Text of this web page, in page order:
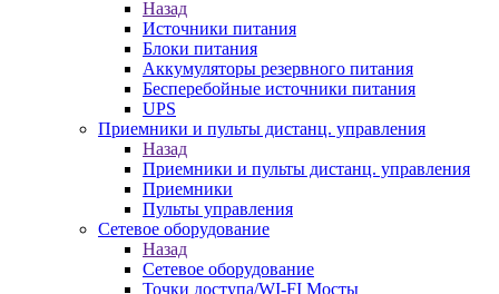
Назад
Источники питания
Блоки питания
Аккумуляторы резервного питания
Бесперебойные источники питания
UPS
Приемники и пульты дистанц. управления
Назад
Приемники и пульты дистанц. управления
Приемники
Пульты управления
Сетевое оборудование
Назад
Сетевое оборудование
Точки доступа/WI-FI Мосты